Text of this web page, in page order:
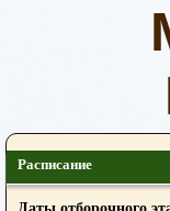
Расписание